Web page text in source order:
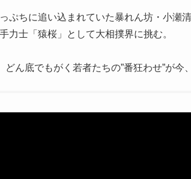
ちに追い込まれていた暴れん坊・小瀬清
力士「猿桜」として大相撲界に挑む。
ん底でもがく若者たちの”番狂わせ”が今